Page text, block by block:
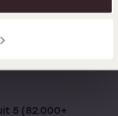
5 (82.000+